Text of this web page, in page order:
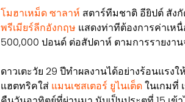
โมฮาเหม็ด ซาลาห์ สตาร์ทีมชาติ อียิปต์ สัง
พรีเมียร์ลีกอังกฤษ แสดงท่าทีต้องการค่าเ
500,000 ปอนด์ ต่อสัปดาห์ ตามการรายงา
ดาวเตะวัย 29 ปีทำผลงานได้อย่างร้อนแรง
แฮตทริคใส่ แมนเชสเตอร์ ยูไนเต็ดในเกมที่